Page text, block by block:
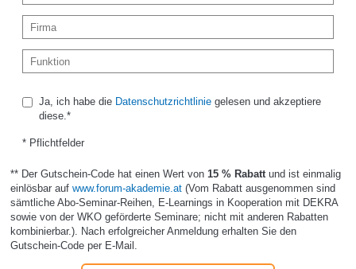
Ja, ich habe die Datenschutzrichtliniegelesen und akzeptiere
diese.*
* Pflichtfelder
** Der Gutschein-Code hat einen Wert von 15 % Rabatt und ist einmalig
einlösbar auf www.forum-akademie.at(Vom Rabatt ausgenommen sind
sämtliche Abo-Seminar-Reihen, E-Learnings in Kooperation mit DEKRA
sowie von der WKO geförderte Seminare; nicht mit anderen Rabatten
kombinierbar.). Nach erfolgreicher Anmeldung erhalten Sie den
Gutschein-Code per E-Mail.